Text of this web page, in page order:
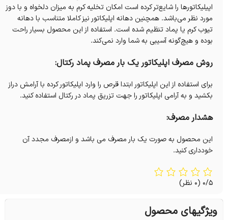
اپیلیکاتورها را شایع‌تر کرده است امکان تخلیه کرم به میزان دلخواه و با دوز
مورد نظر می‌باشد. همچنین دهانه اپلیکاتور نیز کاملا متناسب با دهانه
تیوب کرم یا پماد تنظیم شده است. استفاده از این محصول بسیار راحت
بوده و هیچ‌گونه آسیبی به شما وارد نمی‌کند.
روش مصرف اپلیکاتور یک بار مصرف پماد رکتال:
برای استفاده از این اپلیکاتور ابتدا قرص را وارد اپلیکاتور کرده با آرامش دراز
بکشید و به آرامی اپلیکاتور را جهت تزریق پماد در رکتال استفاده کنید.
هشدار مصرف:
این محصول به صورت یک بار مصرف می باشد و ازمصرف مجدد آن
خودداری کنید.
0/5 (0 نظر)
ویژگیهای محصول